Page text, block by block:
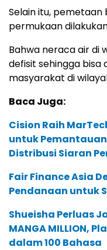
Selain itu, pemetaan
permukaan
Bahwa neraca air di
defisit sehingga bisa
masyarakat di
Baca Juga:
Cision Raih
untuk
Distribusi Siaran
Fair Finance Asia
Pendanaan untuk
Shueisha Perluas
MANGA MILLION,
dalam 100 Bahasa